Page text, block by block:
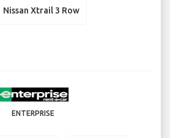
Nissan Xtrail 3 Row
ENTERPRISE